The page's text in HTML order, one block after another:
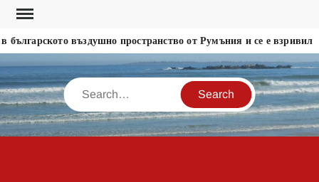
Skip
content
въздушно пространство от Румъния и се е взривил
Search